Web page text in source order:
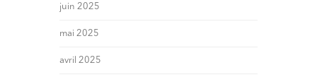
juin 2025
mai 2025
avril 2025